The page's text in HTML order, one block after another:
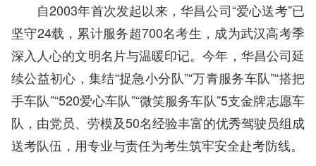
自2003年首次发起以来，华昌公司“爱心送考”已
坚守24载，累计服务超700名考生，成为武汉高考季
深入人心的文明名片与温暖印记。今年，华昌公司延
续公益初心，集结“捉急小分队”“万青服务车队”“搭把
手车队”“520爱心车队”“微笑服务车队”5支金牌志愿车
队，由党员、劳模及50名经验丰富的优秀驾驶员组成
送考队伍，用专业与责任为考生筑牢安全赴考防线。